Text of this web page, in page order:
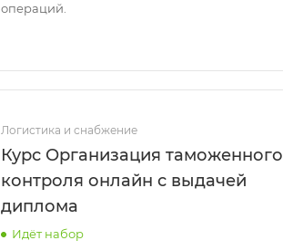
операций.
Логистика и снабжение
Курс Организация таможенного
контроля онлайн с выдачей
диплома
Идёт набор